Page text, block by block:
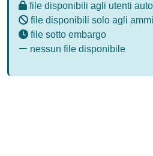
file disponibili agli utenti
file disponibili solo agli
file sotto embargo
nessun file disponibile